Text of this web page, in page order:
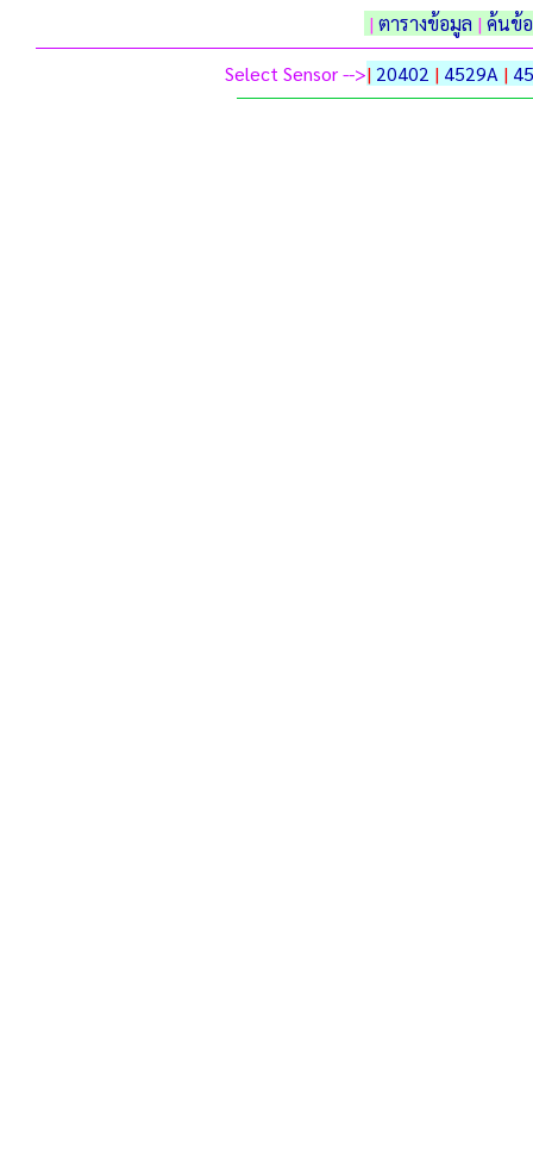
| ตารางข้อมูล | ค้นข้
Select Sensor -->| 20402 | 4529A |